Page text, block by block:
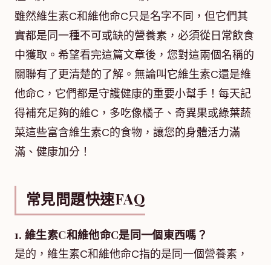
雖然維生素C和維他命C只是名字不同，但它們其
實都是同一種不可或缺的營養素，必須從日常飲食
中獲取。希望看完這篇文章後，您對這兩個名稱的
關聯有了更清楚的了解。無論叫它維生素C還是維
他命C，它們都是守護健康的重要小幫手！每天記
得補充足夠的維C，多吃像橘子、奇異果或綠葉蔬
菜這些富含維生素C的食物，讓您的身體活力滿
滿、健康加分！
常見問題快速FAQ
1. 維生素C和維他命C是同一個東西嗎？
是的，維生素C和維他命C指的是同一個營養素，